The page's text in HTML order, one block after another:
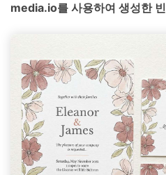
media.io를 사용하여 생성한